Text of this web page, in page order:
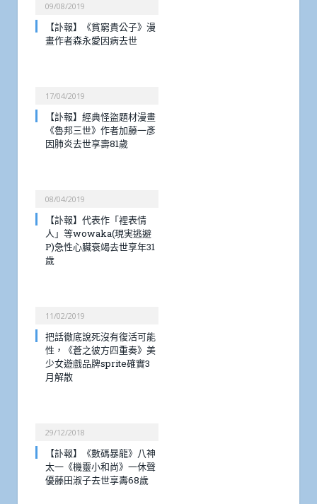
09/08/2019
【訃報】《貧窮貴公子》漫
畫作者森永愛因病去世
17/04/2019
【訃報】經典怪盜題材漫畫
《魯邦三世》作者加藤一彥
因肺炎去世享壽81歲
08/04/2019
【訃報】代表作「裡表情
人」等wowaka(現実逃避
P)急性心臟衰竭去世享年31
歲
11/02/2019
把話徹底說死沒有復活可能
性，《蒼之彼方四重奏》美
少女遊戲品牌sprite確實3
月解散
29/12/2018
【訃報】《數碼暴龍》八神
太一《機靈小和尚》一休聲
優藤田淑子去世享壽68歲